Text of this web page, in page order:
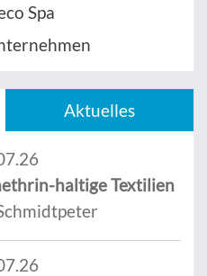
Spa
Aktuelles
haltige Textilien